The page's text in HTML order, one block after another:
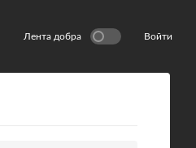
Лента добра Войти